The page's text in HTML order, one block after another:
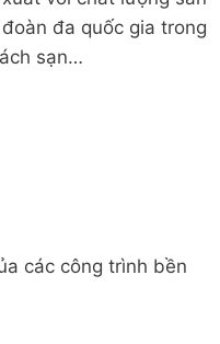
đa quốc gia trong
sạn…
các công trình bền